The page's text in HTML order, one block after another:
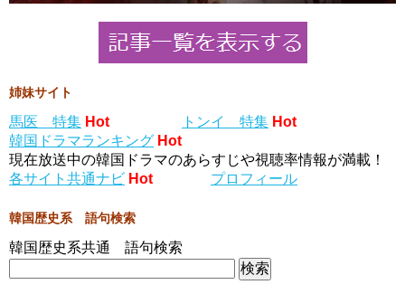
姉妹サイト
馬医 特集 Hot トンイ 特集 Hot
韓国ドラマランキング Hot
現在放送中の韓国ドラマのあらすじや視聴率情報が満載！
各サイト共通ナビ Hot プロフィール
韓国歴史系 語句検索
韓国歴史系共通 語句検索